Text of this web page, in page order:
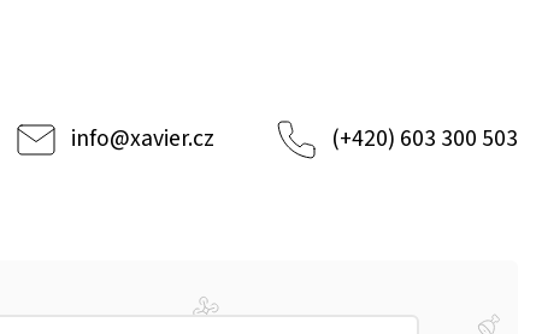
info@xavier.cz (+420) 603 300 503